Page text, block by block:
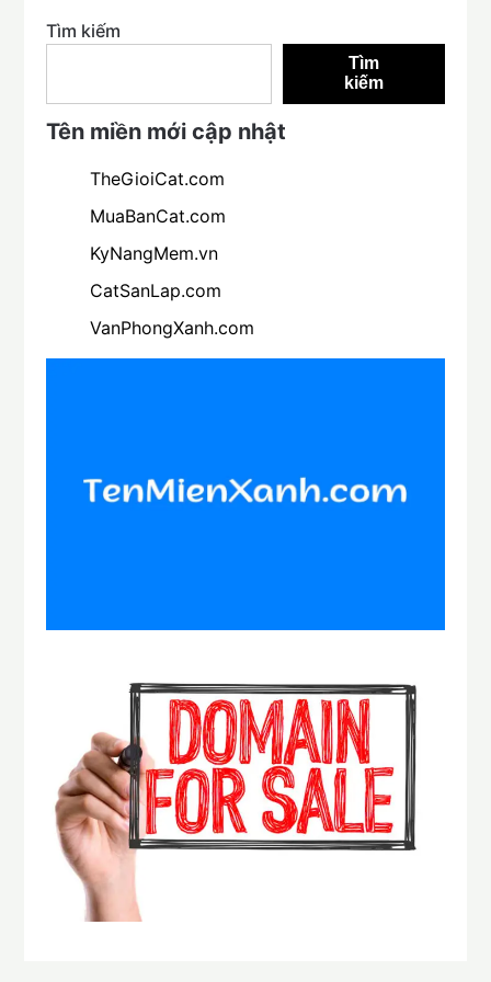
Tìm kiếm
Tìm
kiếm
Tên miền mới cập nhật
TheGioiCat.com
MuaBanCat.com
KyNangMem.vn
CatSanLap.com
VanPhongXanh.com